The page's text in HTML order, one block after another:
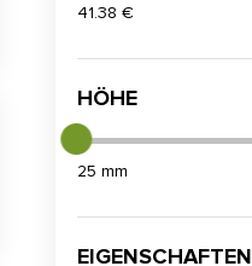
41.38 €
HÖHE
25 mm
EIGENSCHAFTEN